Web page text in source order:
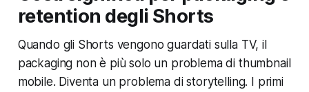
retention degli Shorts
Quando gli Shorts vengono guardati sulla TV, il
packaging non è più solo un problema di thumbnail
mobile. Diventa un problema di storytelling. I primi